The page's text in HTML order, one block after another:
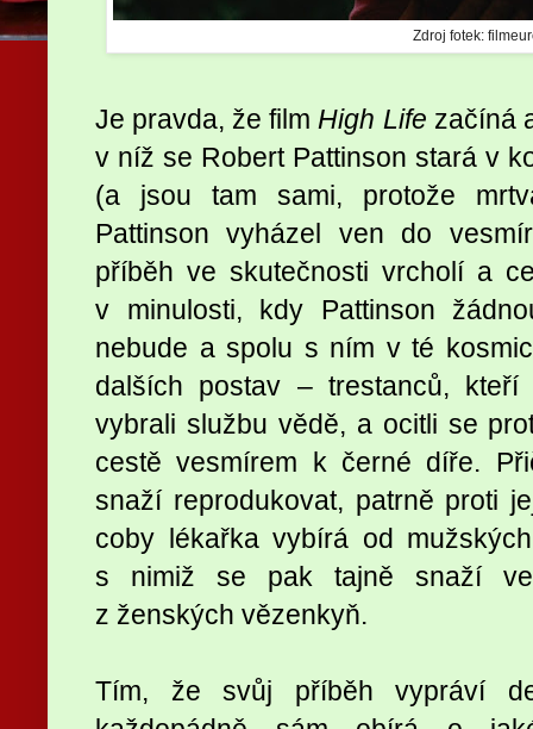
Zdroj fotek:
Je pravda, že filmHigh Life začíná
v níž se Robert Pattinson stará v
(a jsou tam sami, protože
Pattinson vyházel ven do
příběh ve skutečnosti vrcholí a
v minulosti, kdy Pattinson
nebude a spolu s ním v té
dalších postav – trestanců,
vybrali službu vědě, a ocitli se
cestě vesmírem k černé díře.
snaží reprodukovat, patrně proti
coby lékařka vybírá od
s nimiž se pak tajně snaží ve
z ženských vězenkyň.
Tím, že svůj příběh vypráví